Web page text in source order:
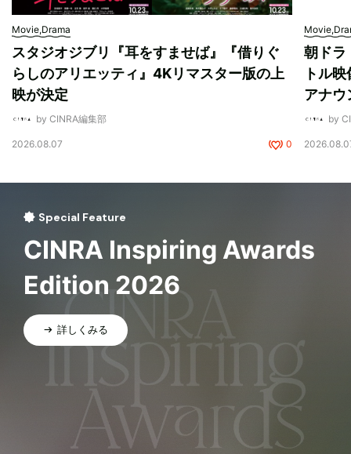
Movie,Drama
スタジオジブリ『耳をすませば』『借りぐ
らしのアリエッティ』4Kリマスター版の上
映が決定
by CINRA編集部
2026.08.07 0
朝ドラ
トル
アナウ
by
Special Feature
CINRA Inspiring Awards
Edition 2026
詳しくみる